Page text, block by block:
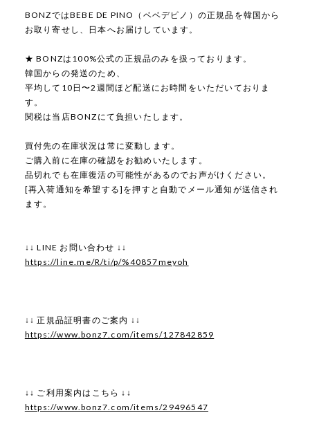
BONZではBEBE DE PINO（ベベデピノ）の正規品を韓国から
お取り寄せし、日本へお届けしています。
★ BONZは100%公式の正規品のみを扱っております。
韓国からの発送のため、
平均して10日〜2週間ほど配送にお時間をいただいておりま
す。
関税は当店BONZにて負担いたします。
買付先の在庫状況は常に変動します。
ご購入前に在庫の確認をお勧めいたします。
品切れでも在庫復活の可能性があるのでお声がけください。
[再入荷通知を希望する]を押すと自動でメール通知が送信され
ます。
↓↓ LINE お問い合わせ ↓↓
https://line.me/R/ti/p/%40857meyoh
↓↓ 正規品証明書のご案内 ↓↓
https://www.bonz7.com/items/127842859
↓↓ ご利用案内はこちら ↓↓
https://www.bonz7.com/items/29496547